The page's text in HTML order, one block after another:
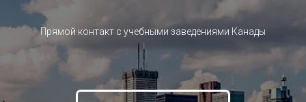
Прямой контакт с учебными заведениями Канады